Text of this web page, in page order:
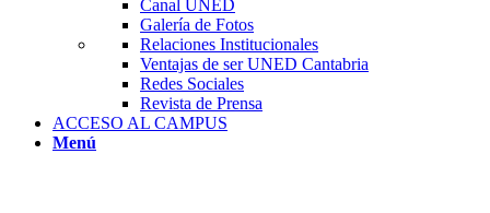
Canal UNED
Galería de Fotos
Relaciones Institucionales
Ventajas de ser UNED Cantabria
Redes Sociales
Revista de Prensa
ACCESO AL CAMPUS
Menú